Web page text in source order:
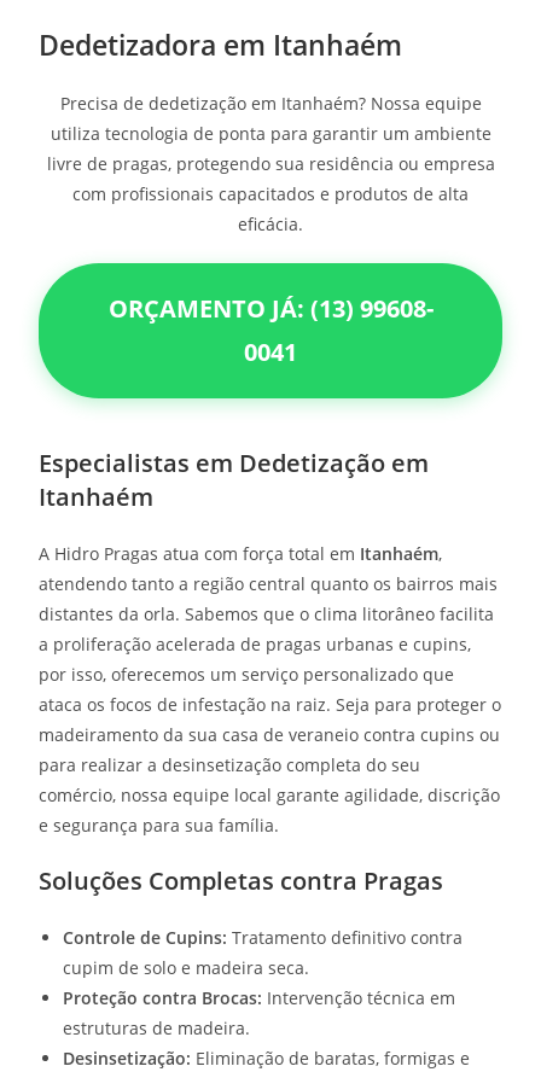
Dedetizadora em Itanhaém
Precisa de dedetização em Itanhaém? Nossa equipe
utiliza tecnologia de ponta para garantir um ambiente
livre de pragas, protegendo sua residência ou empresa
com profissionais capacitados e produtos de alta
eficácia.
ORÇAMENTO JÁ: (13) 99608-
0041
Especialistas em Dedetização em
Itanhaém
A Hidro Pragas atua com força total em Itanhaém,
atendendo tanto a região central quanto os bairros mais
distantes da orla. Sabemos que o clima litorâneo facilita
a proliferação acelerada de pragas urbanas e cupins,
por isso, oferecemos um serviço personalizado que
ataca os focos de infestação na raiz. Seja para proteger o
madeiramento da sua casa de veraneio contra cupins ou
para realizar a desinsetização completa do seu
comércio, nossa equipe local garante agilidade, discrição
e segurança para sua família.
Soluções Completas contra Pragas
Controle de Cupins: Tratamento definitivo contra
cupim de solo e madeira seca.
Proteção contra Brocas: Intervenção técnica em
estruturas de madeira.
Desinsetização: Eliminação de baratas, formigas e